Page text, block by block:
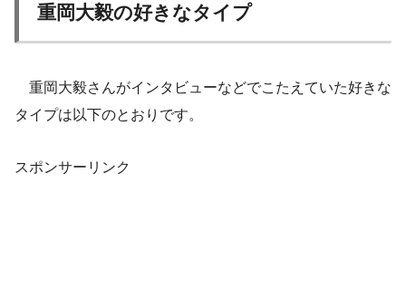
重岡大毅の好きなタイプ
重岡大毅さんがインタビューなどでこたえていた好きな
タイプは以下のとおりです。
スポンサーリンク